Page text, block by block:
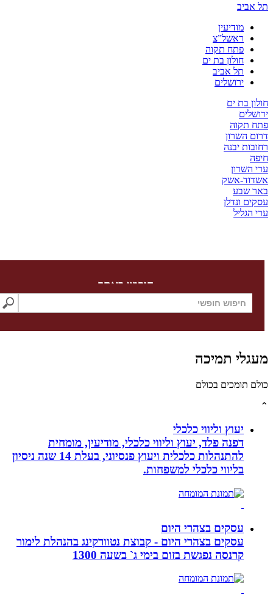
מודיעין
ראשל”צ
פתח תקוה
חולון בת ים
תל אביב
ירושלים
בת ים
יבנה
אשק
ונדלן
חיפוש באתר
תמיכה
בכולם
יעוץ וליווי כלכלי
דפנה פלד, יעוץ וליווי כלכלי, מודיעין, מומחית
להתנהלות כלכלית ויעוץ פנסיוני, בעלת 14 שנה ניסיון
בליווי כלכלי למשפחות.
עסקים בצהרי היום
עסקים בצהרי היום - קבוצת נטוורקינג בהנהלת לימור
קרנסה נפגשת בזום בימי ג` בשעה 1300